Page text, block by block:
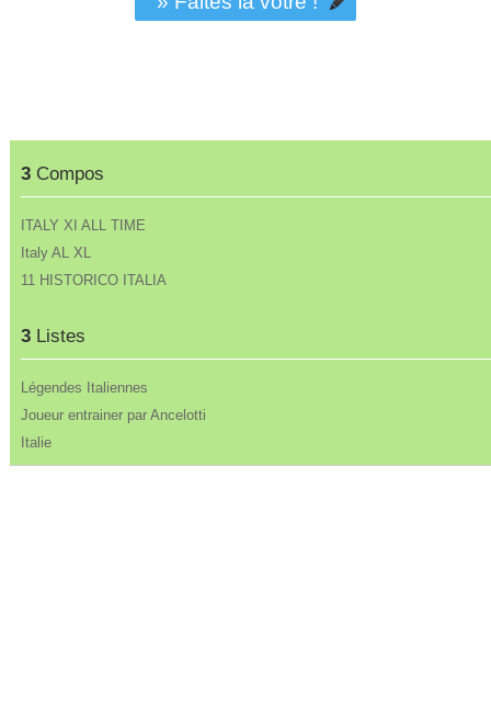
3Compos
ITALY XI ALL TIME
Italy AL XL
11 HISTORICO ITALIA
3Listes
Légendes Italiennes
Joueur entrainer par Ancelotti
Italie